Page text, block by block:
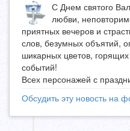
С Днем святого
любви,
приятных вечеров и
слов, безумных объятий,
шикарных цветов,
событий!
Всех персонажей с
Обсудить эту новость на